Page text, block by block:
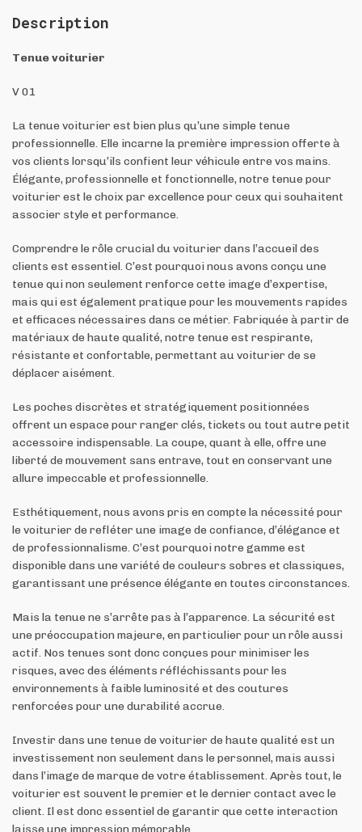
Description
Tenue voiturier
V 01
La tenue voiturier est bien plus qu’une simple tenue
professionnelle. Elle incarne la première impression offerte à
vos clients lorsqu’ils confient leur véhicule entre vos mains.
Élégante, professionnelle et fonctionnelle, notre tenue pour
voiturier est le choix par excellence pour ceux qui souhaitent
associer style et performance.
Comprendre le rôle crucial du voiturier dans l’accueil des
clients est essentiel. C’est pourquoi nous avons conçu une
tenue qui non seulement renforce cette image d’expertise,
mais qui est également pratique pour les mouvements rapides
et efficaces nécessaires dans ce métier. Fabriquée à partir de
matériaux de haute qualité, notre tenue est respirante,
résistante et confortable, permettant au voiturier de se
déplacer aisément.
Les poches discrètes et stratégiquement positionnées
offrent un espace pour ranger clés, tickets ou tout autre petit
accessoire indispensable. La coupe, quant à elle, offre une
liberté de mouvement sans entrave, tout en conservant une
allure impeccable et professionnelle.
Esthétiquement, nous avons pris en compte la nécessité pour
le voiturier de refléter une image de confiance, d’élégance et
de professionnalisme. C’est pourquoi notre gamme est
disponible dans une variété de couleurs sobres et classiques,
garantissant une présence élégante en toutes circonstances.
Mais la tenue ne s’arrête pas à l’apparence. La sécurité est
une préoccupation majeure, en particulier pour un rôle aussi
actif. Nos tenues sont donc conçues pour minimiser les
risques, avec des éléments réfléchissants pour les
environnements à faible luminosité et des coutures
renforcées pour une durabilité accrue.
Investir dans une tenue de voiturier de haute qualité est un
investissement non seulement dans le personnel, mais aussi
dans l’image de marque de votre établissement. Après tout, le
voiturier est souvent le premier et le dernier contact avec le
client. Il est donc essentiel de garantir que cette interaction
laisse une impression mémorable.